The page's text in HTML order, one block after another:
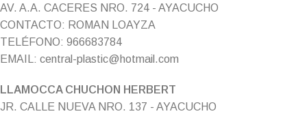
AV. A.A. CACERES NRO. 724 - AYACUCHO
CONTACTO: ROMAN LOAYZA
TELÉFONO: 966683784
EMAIL: central-plastic@hotmail.com
LLAMOCCA CHUCHON HERBERT
JR. CALLE NUEVA NRO. 137 - AYACUCHO